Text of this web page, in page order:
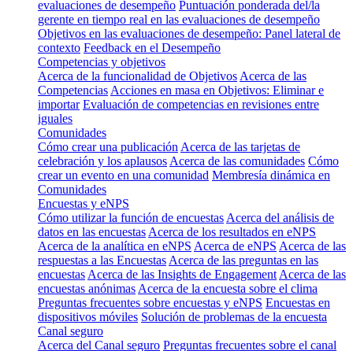
evaluaciones de desempeño Puntuación ponderada del/la
gerente en tiempo real en las evaluaciones de desempeño
Objetivos en las evaluaciones de desempeño: Panel lateral de
contexto Feedback en el Desempeño
Competencias y objetivos
Acerca de la funcionalidad de Objetivos Acerca de las
Competencias Acciones en masa en Objetivos: Eliminar e
importar Evaluación de competencias en revisiones entre
iguales
Comunidades
Cómo crear una publicación Acerca de las tarjetas de
celebración y los aplausos Acerca de las comunidades Cómo
crear un evento en una comunidad Membresía dinámica en
Comunidades
Encuestas y eNPS
Cómo utilizar la función de encuestas Acerca del análisis de
datos en las encuestas Acerca de los resultados en eNPS
Acerca de la analítica en eNPS Acerca de eNPS Acerca de las
respuestas a las Encuestas Acerca de las preguntas en las
encuestas Acerca de las Insights de Engagement Acerca de las
encuestas anónimas Acerca de la encuesta sobre el clima
Preguntas frecuentes sobre encuestas y eNPS Encuestas en
dispositivos móviles Solución de problemas de la encuesta
Canal seguro
Acerca del Canal seguro Preguntas frecuentes sobre el canal